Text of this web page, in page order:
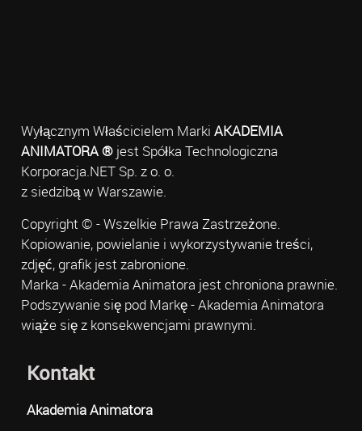
Wyłącznym Właścicielem Marki AKADEMIA
ANIMATORA ®jest Spółka Technologiczna
Korporacja.NET Sp. z o. o.
z siedzibą w Warszawie.
Copyright © - Wszelkie Prawa Zastrzeżone.
Kopiowanie, powielanie i wykorzystywanie treści,
zdjęć, grafik jest zabronione.
Marka - Akademia Animatora jest chroniona prawnie.
Podszywanie się pod Markę - Akademia Animatora
wiąże się z konsekwencjami prawnymi.
Kontakt
Akademia Animatora